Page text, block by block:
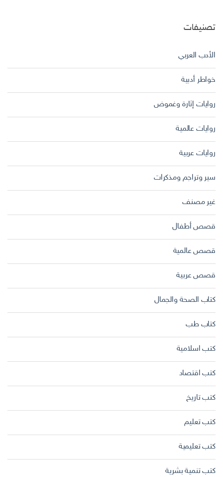
تصنيفات
الأدب العربي
خواطر أدبية
روايات إثارة وغموض
روايات عالمية
روايات عربية
سير وتراجم ومذكرات
غير مصنف
قصص أطفال
قصص عالمية
قصص عربية
كتاب الصحة والجمال
كتاب طب
كتب اسلامية
كتب اقتصاد
كتب تاريخ
كتب تعليم
كتب تعليمية
كتب تنمية بشرية